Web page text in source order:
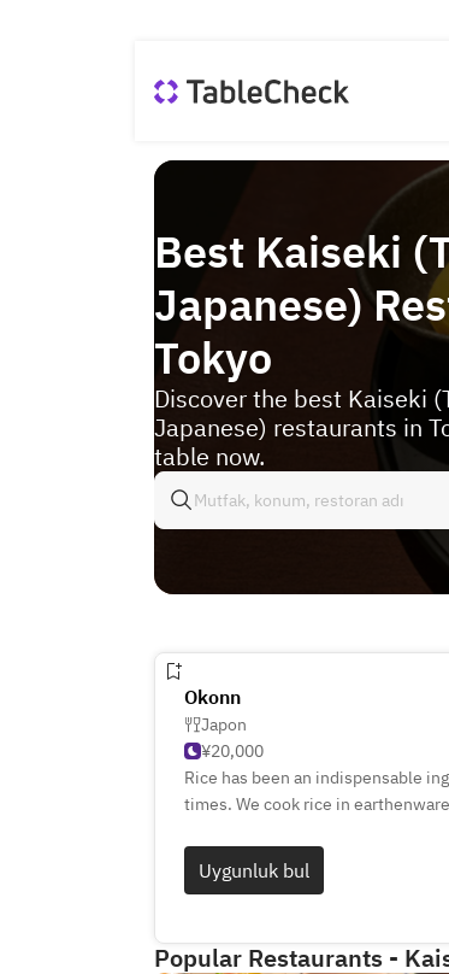
Best Kaiseki
Japanese)
Tokyo
Discover the best Kaiseki
Japanese) restaurants in
table now.
Okonn
Japon
¥20,000
Rice has been an indispensable
times. We cook rice in
our carefully crafted meals. Come
individual ingredient in a space
Uygunluk bul
Popular Restaurants -